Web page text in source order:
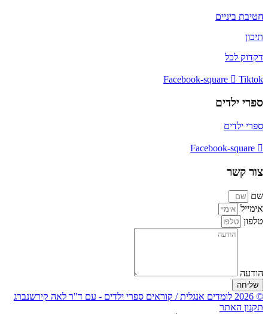
חטיבת ביניים
תיכון
דקדוק לכל
Facebook-square Tiktok
ספרי ילדים
ספרי ילדים
Facebook-square
צור קשר
שם
אימייל
טלפון
הודעה
שליחה
© 2026 לומדים אנגלית / קוראים ספרי ילדים - עם ד"ר לאה קירשנברג
תקנון האתר